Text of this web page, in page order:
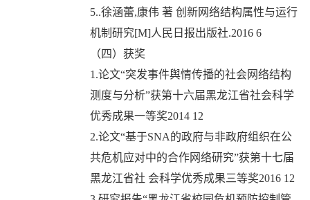
5..徐涵蕾,康伟 著 创新网络结构属性与运行
机制研究[M]人民日报出版社.2016 6
（四）获奖
1.论文“突发事件舆情传播的社会网络结构
测度与分析”获第十六届黑龙江省社会科学
优秀成果一等奖2014 12
2.论文“基于SNA的政府与非政府组织在公
共危机应对中的合作网络研究”获第十七届
黑龙江省社 会科学优秀成果三等奖2016 12